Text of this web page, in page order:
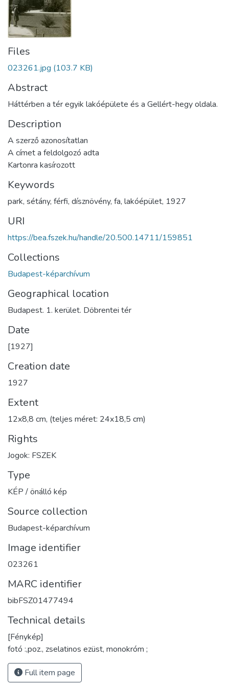
Files
023261.jpg (103.7 KB)
Abstract
Háttérben a tér egyik lakóépülete és a Gellért-hegy oldala.
Description
A szerző azonosítatlan
A címet a feldolgozó adta
Kartonra kasírozott
Keywords
park, sétány, férfi, dísznövény, fa, lakóépület, 1927
URI
https://bea.fszek.hu/handle/20.500.14711/159851
Collections
Budapest-képarchívum
Geographical location
Budapest. 1. kerület. Döbrentei tér
Date
[1927]
Creation date
1927
Extent
12x8,8 cm, (teljes méret: 24x18,5 cm)
Rights
Jogok: FSZEK
Type
KÉP / önálló kép
Source collection
Budapest-képarchívum
Image identifier
023261
MARC identifier
bibFSZ01477494
Technical details
[Fénykép]
fotó :,poz., zselatinos ezüst, monokróm ;
Full item page